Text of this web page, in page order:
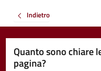
Indietro
Quanto sono chiare
pagina?